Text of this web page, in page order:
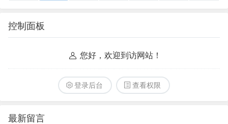
控制面板
您好，欢迎到访网站！
登录后台 查看权限
最新留言